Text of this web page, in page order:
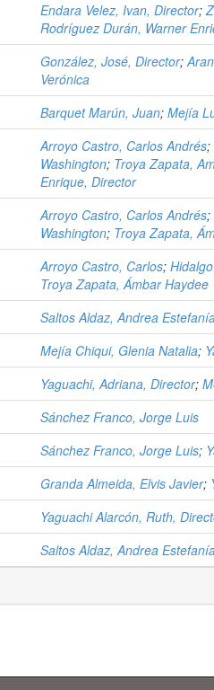
Endara Velez, Ivan, Director;
Rodríguez Durán, Warner
González, José, Director;
Verónica
Barquet Marún, Juan; Mejía
Arroyo Castro, Carlos Andrés;
Washington; Troya Zapata,
Enrique, Director
Arroyo Castro, Carlos Andrés;
Washington; Troya Zapata,
Arroyo Castro, Carlos;
Troya Zapata, Ámbar Haydee
Saltos Aldaz, Andrea
Mejía Chiqui, Glenia Natalia;
Yaguachi, Adriana, Director;
Sánchez Franco, Jorge Luis
Sánchez Franco, Jorge Luis;
Granda Almeida, Elvis Javier;
Yaguachi Alarcón, Ruth,
Saltos Aldaz, Andrea